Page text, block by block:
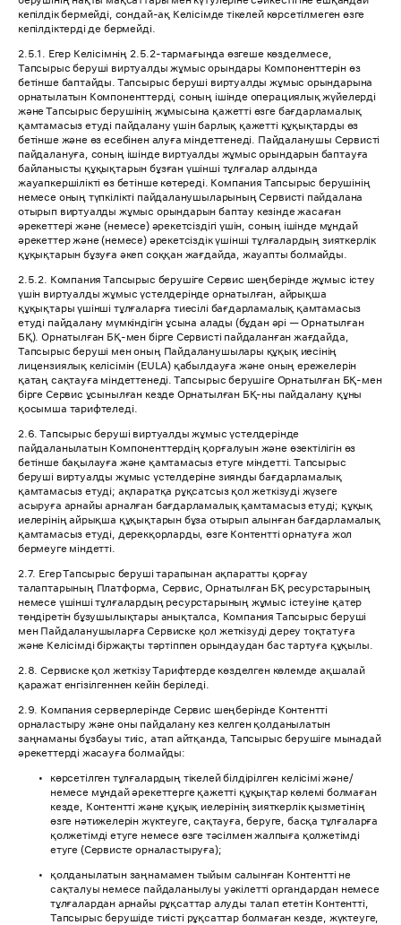
кепілдік бермейді, сондай-ақ Келісімде тікелей көрсетілмеген өзге
кепілдіктерді де бермейді.
2.5.1. Егер Келісімнің 2.5.2-тармағында өзгеше көзделмесе,
Тапсырыс беруші виртуалды жұмыс орындары Компоненттерін өз
бетінше баптайды. Тапсырыс беруші виртуалды жұмыс орындарына
орнатылатын Компоненттерді, соның ішінде операциялық жүйелерді
және Тапсырыс берушінің жұмысына қажетті өзге бағдарламалық
қамтамасыз етуді пайдалану үшін барлық қажетті құқықтарды өз
бетінше және өз есебінен алуға міндеттенеді. Пайдаланушы Сервисті
пайдалануға, соның ішінде виртуалды жұмыс орындарын баптауға
байланысты құқықтарын бұзған үшінші тұлғалар алдында
жауапкершілікті өз бетінше көтереді. Компания Тапсырыс берушінің
немесе оның түпкілікті пайдаланушыларының Сервисті пайдалана
отырып виртуалды жұмыс орындарын баптау кезінде жасаған
әрекеттері және (немесе) әрекетсіздігі үшін, соның ішінде мұндай
әрекеттер және (немесе) әрекетсіздік үшінші тұлғалардың зияткерлік
құқықтарын бұзуға әкеп соққан жағдайда, жауапты болмайды.
2.5.2. Компания Тапсырыс берушіге Сервис шеңберінде жұмыс істеу
үшін виртуалды жұмыс үстелдерінде орнатылған, айрықша
құқықтары үшінші тұлғаларға тиесілі бағдарламалық қамтамасыз
етуді пайдалану мүмкіндігін ұсына алады (бұдан әрі — Орнатылған
БҚ). Орнатылған БҚ-мен бірге Сервисті пайдаланған жағдайда,
Тапсырыс беруші мен оның Пайдаланушылары құқық иесінің
лицензиялық келісімін (EULA) қабылдауға және оның ережелерін
қатаң сақтауға міндеттенеді. Тапсырыс берушіге Орнатылған БҚ-мен
бірге Сервис ұсынылған кезде Орнатылған БҚ-ны пайдалану құны
қосымша тарифтеледі.
2.6. Тапсырыс беруші виртуалды жұмыс үстелдерінде
пайдаланылатын Компоненттердің қорғалуын және өзектілігін өз
бетінше бақылауға және қамтамасыз етуге міндетті. Тапсырыс
беруші виртуалды жұмыс үстелдеріне зиянды бағдарламалық
қамтамасыз етуді; ақпаратқа рұқсатсыз қол жеткізуді жүзеге
асыруға арнайы арналған бағдарламалық қамтамасыз етуді; құқық
иелерінің айрықша құқықтарын бұза отырып алынған бағдарламалық
қамтамасыз етуді, дерекқорларды, өзге Контентті орнатуға жол
бермеуге міндетті.
2.7. Егер Тапсырыс беруші тарапынан ақпаратты қорғау
талаптарының Платформа, Сервис, Орнатылған БҚ ресурстарының
немесе үшінші тұлғалардың ресурстарының жұмыс істеуіне қатер
төндіретін бұзушылықтары анықталса, Компания Тапсырыс беруші
мен Пайдаланушыларға Сервиске қол жеткізуді дереу тоқтатуға
және Келісімді біржақты тәртіппен орындаудан бас тартуға құқылы.
2.8. Сервиске қол жеткізу Тарифтерде көзделген көлемде ақшалай
қаражат енгізілгеннен кейін беріледі.
2.9. Компания серверлерінде Сервис шеңберінде Контентті
орналастыру және оны пайдалану кез келген қолданылатын
заңнаманы бұзбауы тиіс, атап айтқанда, Тапсырыс берушіге мынадай
әрекеттерді жасауға болмайды:
көрсетілген тұлғалардың тікелей білдірілген келісімі және/
немесе мұндай әрекеттерге қажетті құқықтар көлемі болмаған
кезде, Контентті және құқық иелерінің зияткерлік қызметінің
өзге нәтижелерін жүктеуге, сақтауға, беруге, басқа тұлғаларға
қолжетімді етуге немесе өзге тәсілмен жалпыға қолжетімді
етуге (Сервисте орналастыруға);
қолданылатын заңнамамен тыйым салынған Контентті не
сақталуы немесе пайдаланылуы уәкілетті органдардан немесе
тұлғалардан арнайы рұқсаттар алуды талап ететін Контентті,
Тапсырыс берушіде тиісті рұқсаттар болмаған кезде, жүктеуге,